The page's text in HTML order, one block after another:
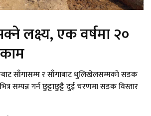
लक्ष्य, एक वर्षमा २०
साँगासम्म र साँगाबाट धुलिखेलसम्मको सडक
सम्पन्न गर्न छुट्टाछुट्टै दुई चरणमा सडक विस्तार